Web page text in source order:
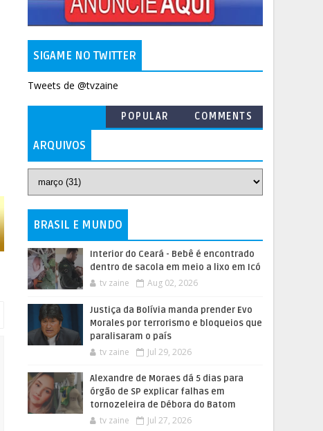
SIGAME NO TWITTER
Tweets de @tvzaine
POPULAR COMMENTS
ARQUIVOS
BRASIL E MUNDO
Interior do Ceará - Bebê é encontrado
dentro de sacola em meio a lixo em Icó
tv zaine Aug 02, 2026
Justiça da Bolívia manda prender Evo
Morales por terrorismo e bloqueios que
paralisaram o país
tv zaine Jul 29, 2026
Alexandre de Moraes dá 5 dias para
órgão de SP explicar falhas em
tornozeleira de Débora do Batom
tv zaine Jul 27, 2026